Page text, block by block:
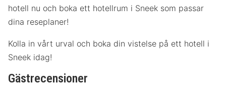
hotell nu och boka ett hotellrum i Sneek som passar
dina reseplaner!
Kolla in vårt urval och boka din vistelse på ett hotell i
Sneek idag!
Gästrecensioner